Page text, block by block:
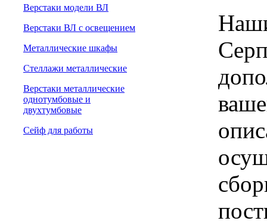
Верстаки модели ВЛ
Верстаки ВЛ с освещением
Металлические шкафы
Стеллажи металлические
Верстаки металлические
однотумбовые и
двухтумбовые
Сейф для работы